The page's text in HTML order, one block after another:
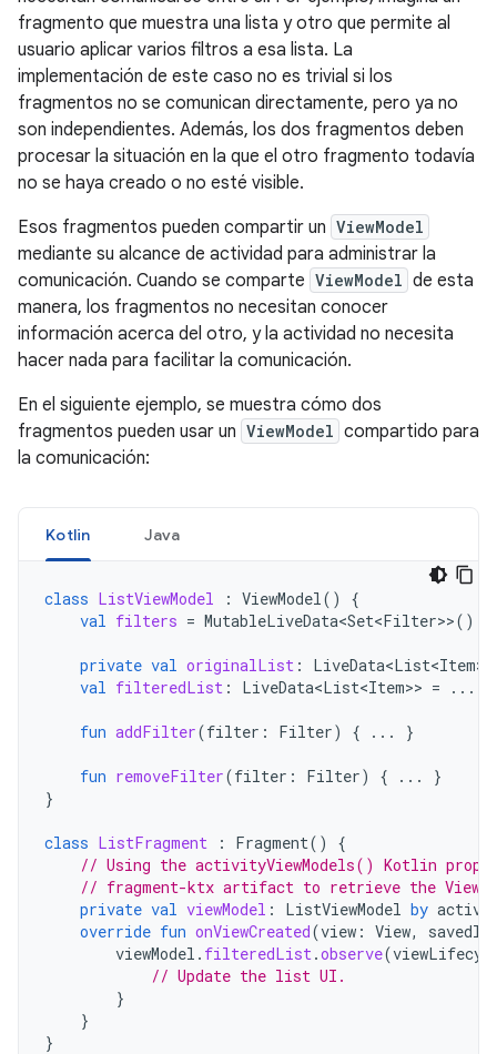
fragmento que muestra una lista y otro que permite al
usuario aplicar varios filtros a esa lista. La
implementación de este caso no es trivial si los
fragmentos no se comunican directamente, pero ya no
son independientes. Además, los dos fragmentos deben
procesar la situación en la que el otro fragmento todavía
no se haya creado o no esté visible.
Esos fragmentos pueden compartir un ViewModel
mediante su alcance de actividad para administrar la
comunicación. Cuando se comparte ViewModel de esta
manera, los fragmentos no necesitan conocer
información acerca del otro, y la actividad no necesita
hacer nada para facilitar la comunicación.
En el siguiente ejemplo, se muestra cómo dos
fragmentos pueden usar un ViewModel compartido para
la comunicación:
Kotlin Java
class ListViewModel : ViewModel()
{
val filters = MutableLiveData<Set<Filter>>()
private val originalList : LiveData<List<Item>>
val filteredList : LiveData<List<Item>> = ...
fun addFilter(filter : Filter) { ... }
fun removeFilter(filter : Filter) { ...
}
}
class ListFragment : Fragment()
{
// Using the activityViewModels() Kotlin
// fragment-ktx artifact to retrieve the
private val viewModel : ListViewModel by
override fun onViewCreated(view : View,
viewModel . filteredList.observe(
// Update the list UI.
}
}
}